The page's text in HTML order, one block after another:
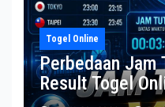
Togel Online
Perbedaan Jam
Result Togel